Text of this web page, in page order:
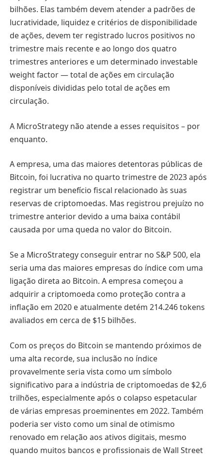
bilhões. Elas também devem atender a padrões de
lucratividade, liquidez e critérios de disponibilidade
de ações, devem ter registrado lucros positivos no
trimestre mais recente e ao longo dos quatro
trimestres anteriores e um determinado investable
weight factor — total de ações em circulação
disponíveis divididas pelo total de ações em
circulação.
A MicroStrategy não atende a esses requisitos – por
enquanto.
A empresa, uma das maiores detentoras públicas de
Bitcoin, foi lucrativa no quarto trimestre de 2023 após
registrar um benefício fiscal relacionado às suas
reservas de criptomoedas. Mas registrou prejuízo no
trimestre anterior devido a uma baixa contábil
causada por uma queda no valor do Bitcoin.
Se a MicroStrategy conseguir entrar no S&P 500, ela
seria uma das maiores empresas do índice com uma
ligação direta ao Bitcoin. A empresa começou a
adquirir a criptomoeda como proteção contra a
inflação em 2020 e atualmente detém 214.246 tokens
avaliados em cerca de $15 bilhões.
Com os preços do Bitcoin se mantendo próximos de
uma alta recorde, sua inclusão no índice
provavelmente seria vista como um símbolo
significativo para a indústria de criptomoedas de $2,6
trilhões, especialmente após o colapso espetacular
de várias empresas proeminentes em 2022. Também
poderia ser visto como um sinal de otimismo
renovado em relação aos ativos digitais, mesmo
quando muitos bancos e profissionais de Wall Street